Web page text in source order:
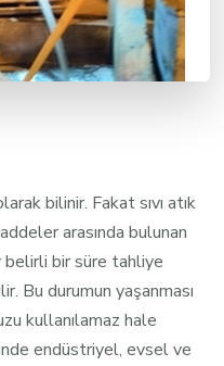
bilinir. Fakat sıvı atık
arasında bulunan
belirli bir süre tahliye
Bu durumun yaşanması
kullanılamaz hale
endüstriyel, evsel ve